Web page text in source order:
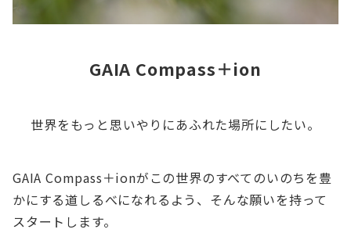
GAIA Compass＋ion
世界をもっと思いやりにあふれた場所にしたい。
GAIA Compass＋ionがこの世界のすべてのいのちを豊
かにする道しるべになれるよう、そんな願いを持って
スタートします。